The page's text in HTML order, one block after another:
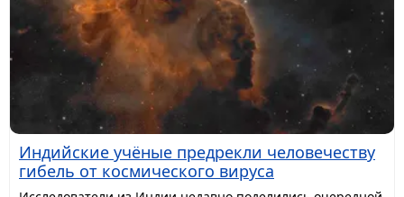
Индийские учёные предрекли человечеству
гибель от космического вируса